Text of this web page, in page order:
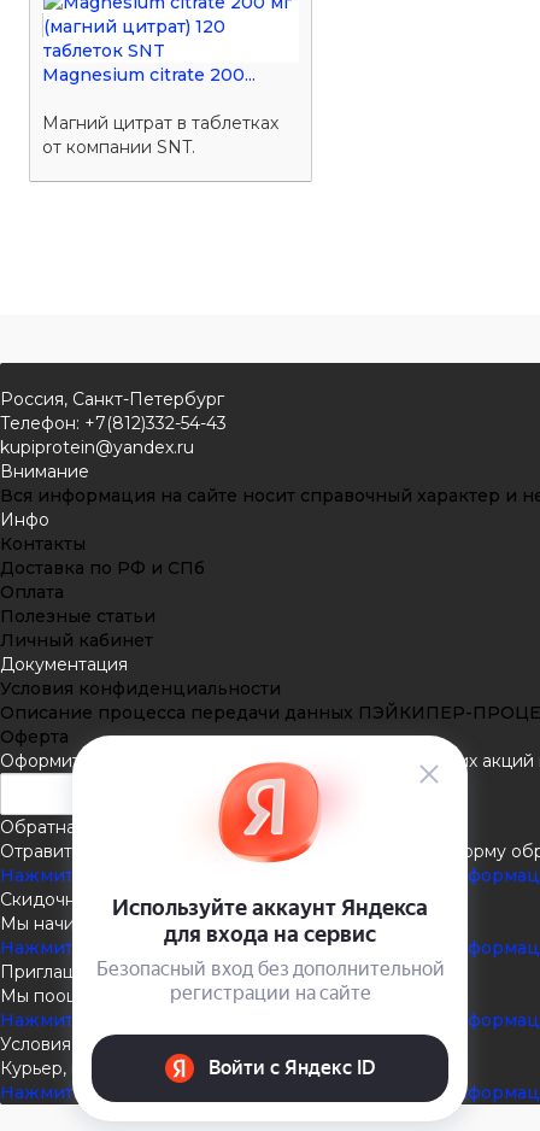
Magnesium citrate 200...
Магний цитрат в таблетках
от компании SNT.
Россия, Санкт-Петербург
Телефон: +7(812)332-54-43
kupiprotein@yandex.ru
Внимание
Вся информация на сайте носит справочный характер и
Инфо
Контакты
Доставка по РФ и СПб
Оплата
Полезные статьи
Личный кабинет
Документация
Условия конфиденциальности
Описание процесса передачи данных ПЭЙКИПЕР-
Оферта
Оформить подписку
Подпишитесь на рассылку наших
Обратная связь
Отравить нам сообщение или задать вопрос через форму
Нажмите здесь для получения дополнительной
Скидочная система
Мы начисляем кэшбэк с покупок
Нажмите здесь для получения дополнительной
Приглашаем к партнёрству
Мы поощеряем наших партнёров
Нажмите здесь для получения дополнительной
Условия доставки
Курьер, пункты выдачи, Почта России
Нажмите здесь для получения дополнительной